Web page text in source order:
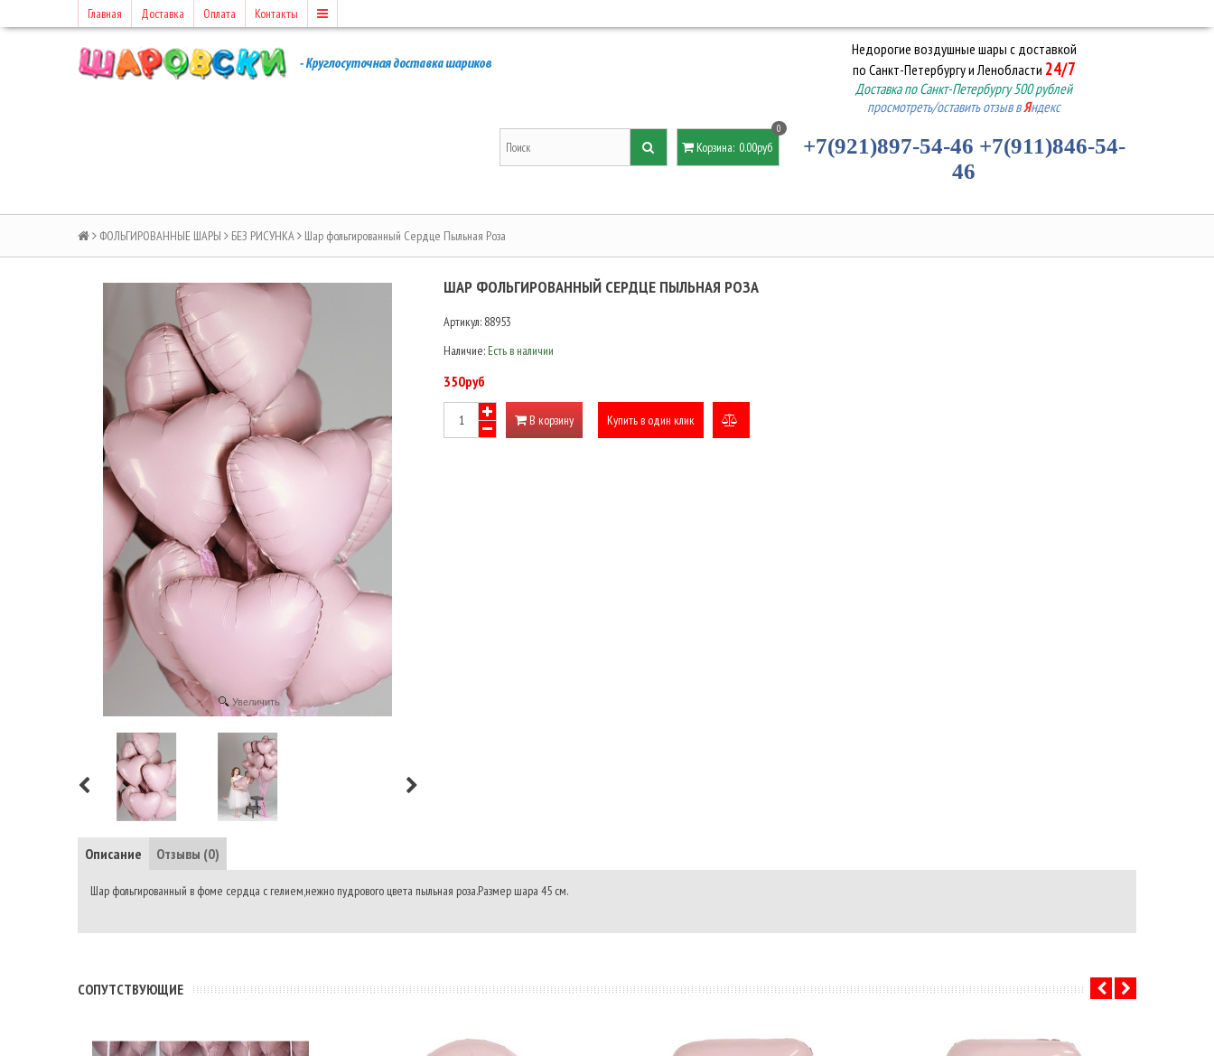
Главная Доставка Оплата Контакты
Недорогие воздушные шары с доставкой
по Санкт-Петербургу и Ленобласти 24/7
Доставка по Санкт-Петербургу 500 рублей
просмотреть/оставить отзыв вЯндекс
Корзина:
0
0.00руб +7(921)897-54-46 +7(911)846-54-
46
ФОЛЬГИРОВАННЫЕ ШАРЫ БЕЗ РИСУНКА Шар фольгированный Сердце Пыльная Роза
Увеличить
ШАР ФОЛЬГИРОВАННЫЙ СЕРДЦЕ ПЫЛЬНАЯ РОЗА
Артикул: 88953
Наличие: Есть в наличии
350руб
В корзину Купить в один клик
Описание Отзывы (0)
Шар фольгированный в фоме сердца с гелием,нежно пудрового цвета пыльная роза.Размер шара 45 см.
CОПУТСТВУЮЩИЕ